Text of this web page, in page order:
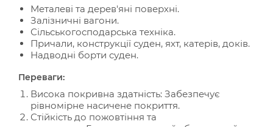
Металеві та дерев'яні поверхні.
Залізничні вагони.
Сільськогосподарська техніка.
Причали, конструкції суден, яхт, катерів, доків.
Надводні борти суден.
Переваги:
Висока покривна здатність: Забезпечує
рівномірне насичене покриття.
Стійкість до пожовтіння та